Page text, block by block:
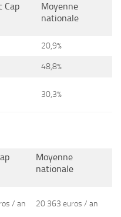
Cap
Moyenne
nationale
20,9%
48,8%
30,3%
Moyenne
nationale
/ an 20 363 euros / an